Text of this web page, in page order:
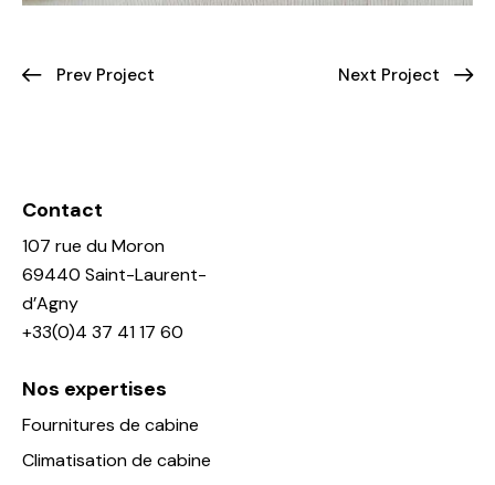
Prev Project Next Project
Contact
107 rue du Moron
69440 Saint-Laurent-
d’Agny
+33(0)4 37 41 17 60
Nos expertises
Fournitures de cabine
Climatisation de cabine